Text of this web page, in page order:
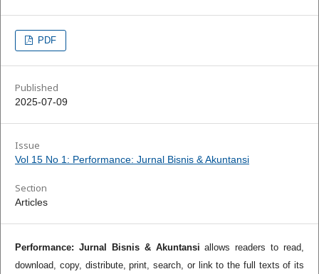
PDF
Published
2025-07-09
Issue
Vol 15 No 1: Performance: Jurnal Bisnis & Akuntansi
Section
Articles
Performance: Jurnal Bisnis & Akuntansi allows readers to read,
download, copy, distribute, print, search, or link to the full texts of its